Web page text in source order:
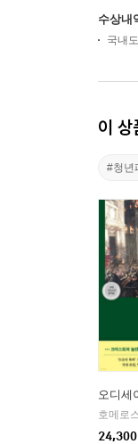
수상내
국내
이 상
#청년
오디세
24,300